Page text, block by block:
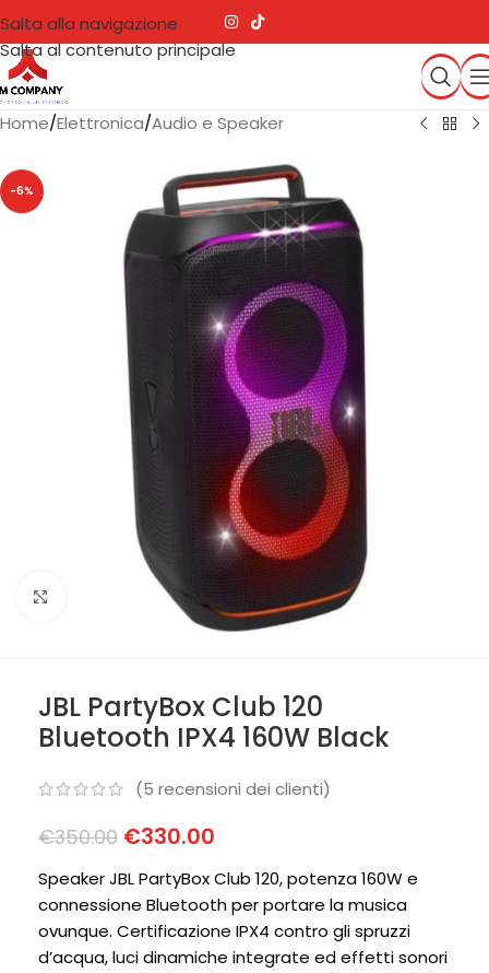
Salta alla navigazione
Salta al contenuto principale
Home/Elettronica/Audio e Speaker
-6%
Clicca per ingrandire
JBL PartyBox Club 120
Bluetooth IPX4 160W Black
(5 recensioni dei clienti)
€350.00 €330.00
Speaker JBL PartyBox Club 120, potenza 160W e
connessione Bluetooth per portare la musica
ovunque. Certificazione IPX4 contro gli spruzzi
d’acqua, luci dinamiche integrate ed effetti sonori